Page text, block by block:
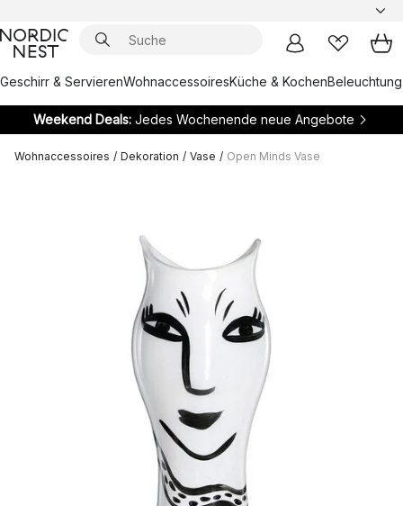
Geschirr & ServierenWohnaccessoiresKüche & KochenBeleuchtung
Weekend Deals:Jedes Wochenende neue Angebote
Wohnaccessoires / Dekoration / Vase / Open Minds Vase